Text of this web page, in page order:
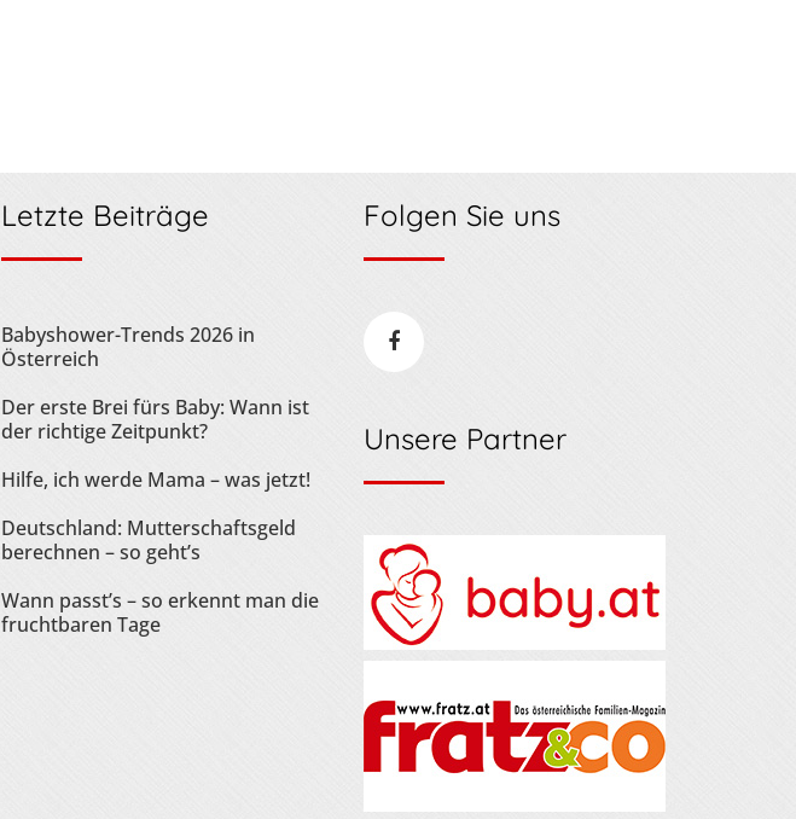
Letzte Beiträge
Babyshower-Trends 2026 in
Österreich
Der erste Brei fürs Baby: Wann ist
der richtige Zeitpunkt?
Hilfe, ich werde Mama – was jetzt!
Deutschland: Mutterschaftsgeld
berechnen – so geht’s
Wann passt’s – so erkennt man die
fruchtbaren Tage
Folgen Sie uns
Unsere Partner